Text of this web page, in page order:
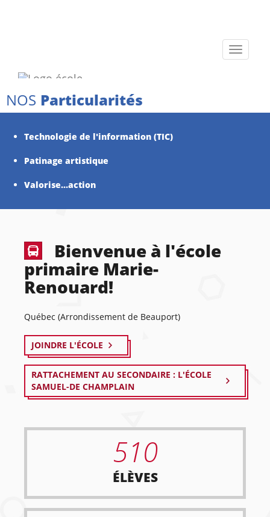
Toggle
NOS Particularités
Technologie de l'information (TIC)
Patinage artistique
Valorise...action
Bienvenue à l'école
primaire Marie-
Renouard!
Québec (Arrondissement de Beauport)
JOINDRE L'ÉCOLE
RATTACHEMENT AU SECONDAIRE : L'ÉCOLE
SAMUEL-DE CHAMPLAIN
510
ÉLÈVES